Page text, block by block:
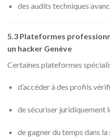
des audits techniques
5.3 Plateformes
un hacker Genève
Certaines plateformes
d’accéder à des profils
de sécuriser juridiquement
de gagner du temps dans